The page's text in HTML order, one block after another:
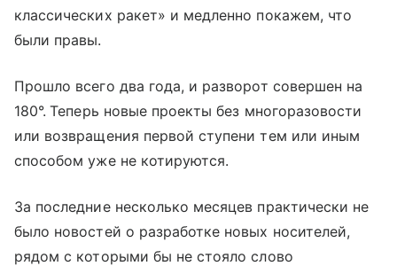
классических ракет» и медленно покажем, что
были правы.
Прошло всего два года, и разворот совершен на
180°. Теперь новые проекты без многоразовости
или возвращения первой ступени тем или иным
способом уже не котируются.
За последние несколько месяцев практически не
было новостей о разработке новых носителей,
рядом с которыми бы не стояло слово